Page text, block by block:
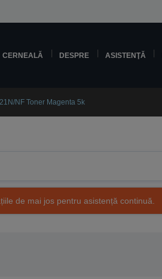
CERNEALĂ DESPRE ASISTENŢĂ
NF Toner Magenta 5k
de mai jos pentru asistență continuă.